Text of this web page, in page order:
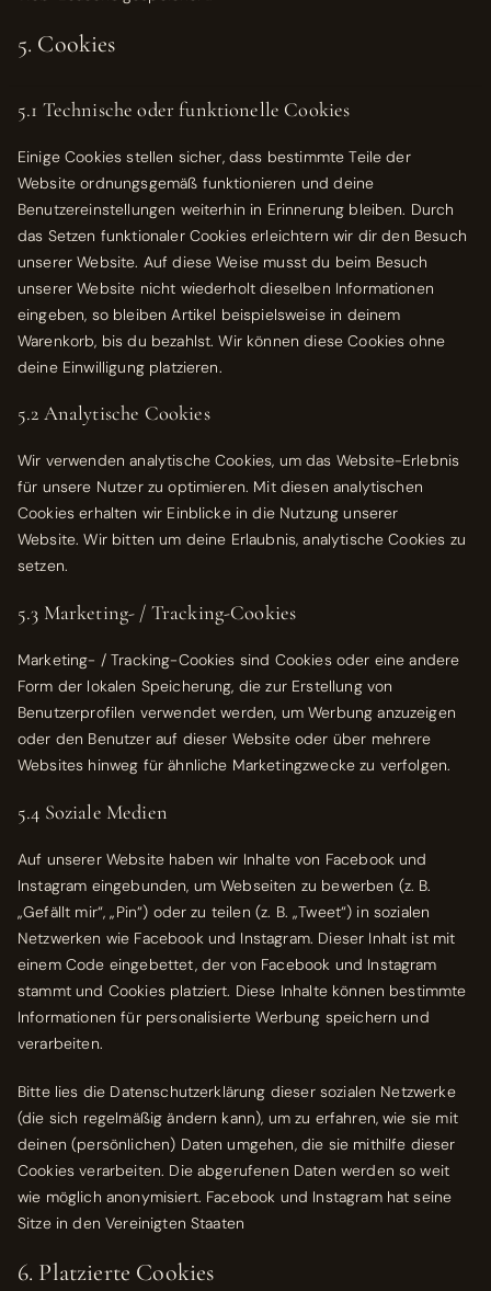
5. Cookies
5.1 Technische oder funktionelle Cookies
Einige Cookies stellen sicher, dass bestimmte Teile der
Website ordnungsgemäß funktionieren und deine
Benutzereinstellungen weiterhin in Erinnerung bleiben. Durch
das Setzen funktionaler Cookies erleichtern wir dir den Besuch
unserer Website. Auf diese Weise musst du beim Besuch
unserer Website nicht wiederholt dieselben Informationen
eingeben, so bleiben Artikel beispielsweise in deinem
Warenkorb, bis du bezahlst. Wir können diese Cookies ohne
deine Einwilligung platzieren.
5.2 Analytische Cookies
Wir verwenden analytische Cookies, um das Website-Erlebnis
für unsere Nutzer zu optimieren. Mit diesen analytischen
Cookies erhalten wir Einblicke in die Nutzung unserer
Website. Wir bitten um deine Erlaubnis, analytische Cookies zu
setzen.
5.3 Marketing- / Tracking-Cookies
Marketing- / Tracking-Cookies sind Cookies oder eine andere
Form der lokalen Speicherung, die zur Erstellung von
Benutzerprofilen verwendet werden, um Werbung anzuzeigen
oder den Benutzer auf dieser Website oder über mehrere
Websites hinweg für ähnliche Marketingzwecke zu verfolgen.
5.4 Soziale Medien
Auf unserer Website haben wir Inhalte von Facebook und
Instagram eingebunden, um Webseiten zu bewerben (z. B.
„Gefällt mir“, „Pin“) oder zu teilen (z. B. „Tweet“) in sozialen
Netzwerken wie Facebook und Instagram. Dieser Inhalt ist mit
einem Code eingebettet, der von Facebook und Instagram
stammt und Cookies platziert. Diese Inhalte können bestimmte
Informationen für personalisierte Werbung speichern und
verarbeiten.
Bitte lies die Datenschutzerklärung dieser sozialen Netzwerke
(die sich regelmäßig ändern kann), um zu erfahren, wie sie mit
deinen (persönlichen) Daten umgehen, die sie mithilfe dieser
Cookies verarbeiten. Die abgerufenen Daten werden so weit
wie möglich anonymisiert. Facebook und Instagram hat seine
Sitze in den Vereinigten Staaten
6. Platzierte Cookies